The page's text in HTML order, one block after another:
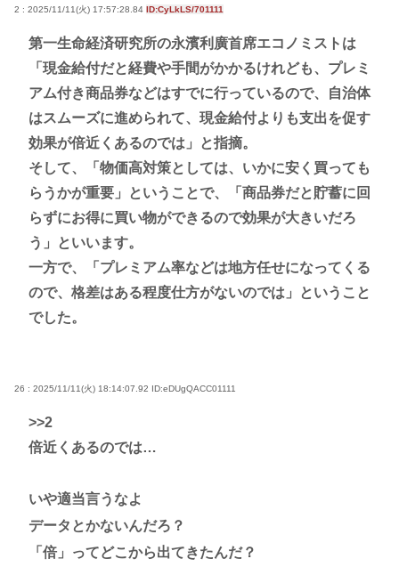
2 : 2025/11/11(火) 17:57:28.84 ID:CyLkLS/701111
第一生命経済研究所の永濱利廣首席エコノミストは
「現金給付だと経費や手間がかかるけれども、プレミ
アム付き商品券などはすでに行っているので、自治体
はスムーズに進められて、現金給付よりも支出を促す
効果が倍近くあるのでは」と指摘。
そして、「物価高対策としては、いかに安く買っても
らうかが重要」ということで、「商品券だと貯蓄に回
らずにお得に買い物ができるので効果が大きいだろ
う」といいます。
一方で、「プレミアム率などは地方任せになってくる
ので、格差はある程度仕方がないのでは」ということ
でした。
26 : 2025/11/11(火) 18:14:07.92 ID:eDUgQACC01111
>>2
倍近くあるのでは…
いや適当言うなよ
データとかないんだろ？
「倍」ってどこから出てきたんだ？